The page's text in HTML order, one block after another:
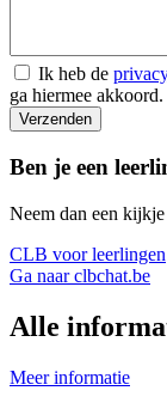
Ik heb de
ga hiermee akkoord.
Verzenden
Ben je een
Neem dan een
CLB voor leerlingen
Ga naar clbchat.be
Alle
Meer informatie